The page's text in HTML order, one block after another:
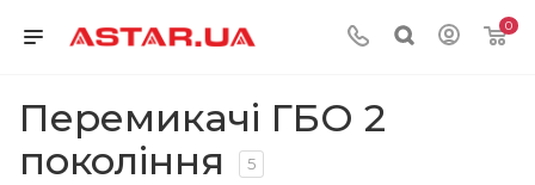
0
Перемикачі ГБО 2
покоління
5